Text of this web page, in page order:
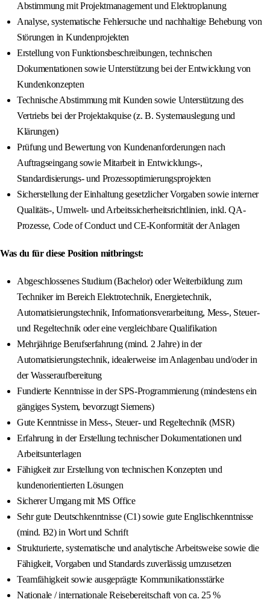
Abstimmung mit Projektmanagement und Elektroplanung
Analyse, systematische Fehlersuche und nachhaltige Behebung von
Störungen in Kundenprojekten
Erstellung von Funktionsbeschreibungen, technischen
Dokumentationen sowie Unterstützung bei der Entwicklung von
Kundenkonzepten
Technische Abstimmung mit Kunden sowie Unterstützung des
Vertriebs bei der Projektakquise (z. B. Systemauslegung und
Klärungen)
Prüfung und Bewertung von Kundenanforderungen nach
Auftragseingang sowie Mitarbeit in Entwicklungs-,
Standardisierungs- und Prozessoptimierungsprojekten
Sicherstellung der Einhaltung gesetzlicher Vorgaben sowie interner
Qualitäts-, Umwelt- und Arbeitssicherheitsrichtlinien, inkl. QA-
Prozesse, Code of Conduct und CE-Konformität der Anlagen
Was du für diese Position mitbringst:
Abgeschlossenes Studium (Bachelor) oder Weiterbildung zum
Techniker im Bereich Elektrotechnik, Energietechnik,
Automatisierungstechnik, Informationsverarbeitung, Mess-, Steuer-
und Regeltechnik oder eine vergleichbare Qualifikation
Mehrjährige Berufserfahrung (mind. 2 Jahre) in der
Automatisierungstechnik, idealerweise im Anlagenbau und/oder in
der Wasseraufbereitung
Fundierte Kenntnisse in der SPS-Programmierung (mindestens ein
gängiges System, bevorzugt Siemens)
Gute Kenntnisse in Mess-, Steuer- und Regeltechnik (MSR)
Erfahrung in der Erstellung technischer Dokumentationen und
Arbeitsunterlagen
Fähigkeit zur Erstellung von technischen Konzepten und
kundenorientierten Lösungen
Sicherer Umgang mit MS Office
Sehr gute Deutschkenntnisse (C1) sowie gute Englischkenntnisse
(mind. B2) in Wort und Schrift
Strukturierte, systematische und analytische Arbeitsweise sowie die
Fähigkeit, Vorgaben und Standards zuverlässig umzusetzen
Teamfähigkeit sowie ausgeprägte Kommunikationsstärke
Nationale / internationale Reisebereitschaft von ca. 25 %